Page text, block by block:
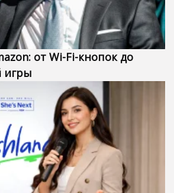
от Wi-Fi-кнопок до
игры